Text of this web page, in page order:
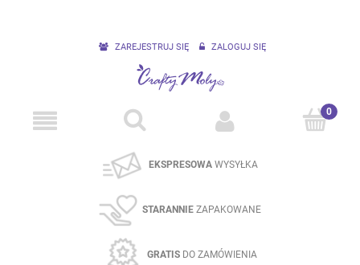
ZAREJESTRUJ SIĘ ZALOGUJ SIĘ
EKSPRESOWA WYSYŁKA
STARANNIE ZAPAKOWANE
GRATISDO ZAMÓWIENIA